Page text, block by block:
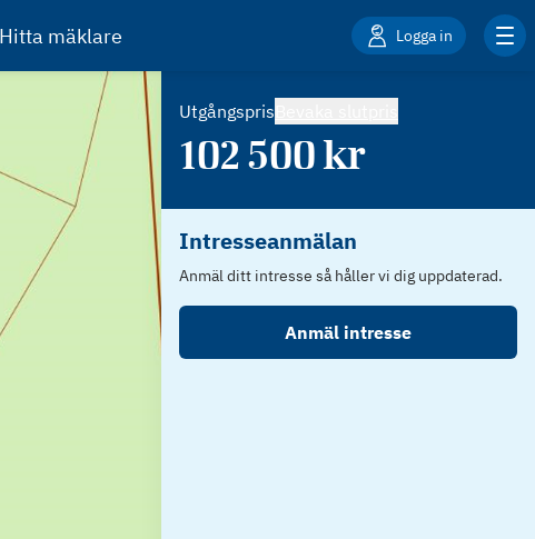
Hitta mäklare Logga in
Utgångspris
102 500kr
Intresseanmälan
Anmäl ditt intresse så håller vi dig uppdaterad.
Anmäl intresse